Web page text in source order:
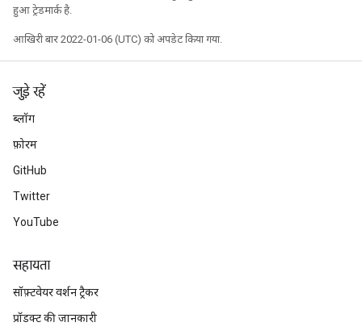
हुआ ट्रेडमार्क है.
आखिरी बार 2022-01-06 (UTC) को अपडेट किया गया.
जुड़े रहें
ब्लॉग
फ़ोरम
GitHub
Twitter
YouTube
सहायता
सॉफ़्टवेयर वर्शन ट्रैकर
प्रॉडक्ट की जानकारी